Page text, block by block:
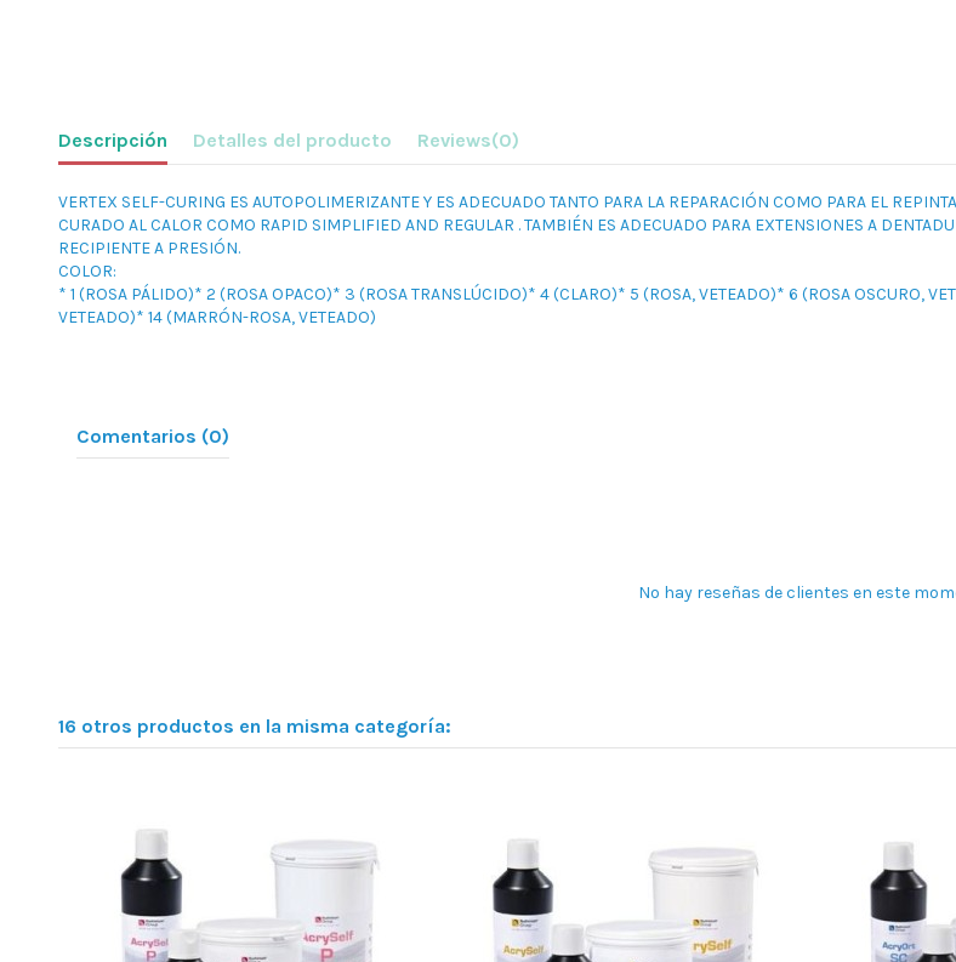
Descripción Detalles del producto Reviews(0)
VERTEX SELF-CURING ES AUTOPOLIMERIZANTE Y ES ADECUADO TANTO PARA LA REPARACIÓN COMO PARA EL
CURADO AL CALOR COMO RAPID SIMPLIFIED AND REGULAR . TAMBIÉN ES ADECUADO PARA EXTENSIONES A
RECIPIENTE A PRESIÓN.
COLOR:
* 1 (ROSA PÁLIDO)* 2 (ROSA OPACO)* 3 (ROSA TRANSLÚCIDO)* 4 (CLARO)* 5 (ROSA, VETEADO)* 6 (ROSA OSCURO,
VETEADO)* 14 (MARRÓN-ROSA, VETEADO)
Comentarios (0)
No hay reseñas de clientes en este
16 otros productos en la misma categoría: